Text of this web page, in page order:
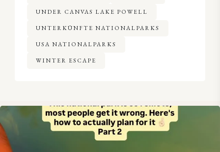
UNDER CANVAS LAKE POWELL
UNTERKÜNFTE NATIONALPARKS
USA NATIONALPARKS
WINTER ESCAPE